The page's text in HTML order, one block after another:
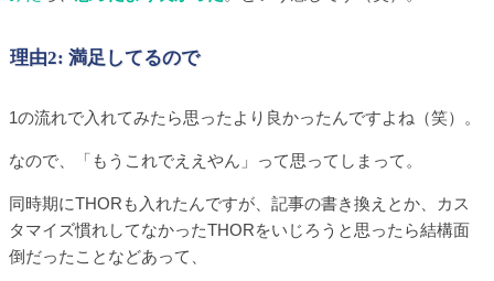
理由2: 満足してるので
1の流れで入れてみたら思ったより良かったんですよね（笑）。
なので、「もうこれでええやん」って思ってしまって。
同時期にTHORも入れたんですが、記事の書き換えとか、カス
タマイズ慣れしてなかったTHORをいじろうと思ったら結構面
倒だったことなどあって、